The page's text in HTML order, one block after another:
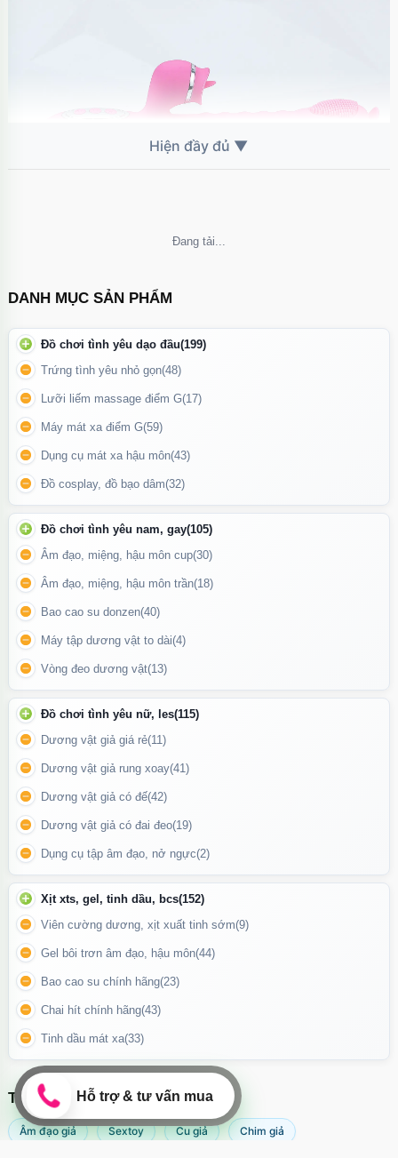
Lưỡi 2 đầu Telescopic liếm, rung, thụt pin sạc, ấm nóng
Nhánh phụ có lưỡi nhỏ mềm kích thích mu âm đạo
Tính Năng Đặc Biệt
Lưỡi liếm xoay tròn ở cả 2 đầu, tác động mạnh mẽ lên điểm G
và âm vật, giúp người dùng dễ dàng đạt cực khoái.
Động cơ mạnh mẽ, ít tiếng ồn
dụng.
Pin sạc USB tiện lợi
dụng mọi lúc mọi nơi.
Không thể tải nội dung
DANH MỤC SẢN PHẨM
Đồ chơi tình yêu dạo đầu(199)
Trứng tình yêu nhỏ gọn(48)
Lưỡi liếm massage điểm G(17)
Máy mát xa điểm G(59)
Dụng cụ mát xa hậu môn(43)
Đồ cosplay, đồ bạo dâm(32)
Đồ chơi tình yêu nam, gay(105)
Âm đạo, miệng, hậu môn cup(30)
Âm đạo, miệng, hậu môn trần(18)
Bao cao su donzen(40)
Máy tập dương vật to dài(4)
Vòng đeo dương vật(13)
Đồ chơi tình yêu nữ, les(115)
Dương vật giả giá rẻ(11)
Dương vật giả rung xoay(41)
Dương vật giả có đế(42)
Dương vật giả có đai đeo(19)
Dụng cụ tập âm đạo, nở ngực(2)
Xịt xts, gel, tinh dầu, bcs(152)
Viên cường dương, xịt xuất tinh sớm(9)
Gel bôi trơn âm đạo, hậu môn(44)
Bao cao su chính hãng(23)
Chai hít chính hãng(43)
Tinh dầu mát xa(33)
TÌM KIẾM NHIỀU NHẤT
Âm đạo giả Sextoy Cu giả Chim giả